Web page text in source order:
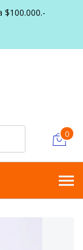
$100.000.-
0